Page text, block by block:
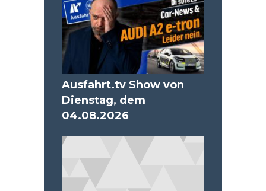
Ausfahrt.tv Show von
Dienstag, dem
04.08.2026